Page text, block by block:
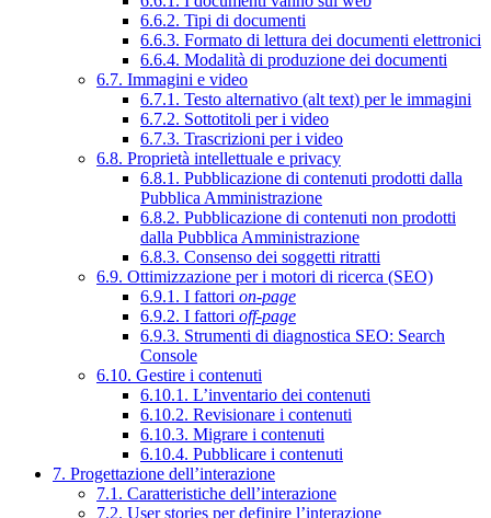
6.6.2. Tipi di documenti
6.6.3. Formato di lettura dei documenti elettronici
6.6.4. Modalità di produzione dei documenti
6.7. Immagini e video
6.7.1. Testo alternativo (alt text) per le immagini
6.7.2. Sottotitoli per i video
6.7.3. Trascrizioni per i video
6.8. Proprietà intellettuale e privacy
6.8.1. Pubblicazione di contenuti prodotti dalla
Pubblica Amministrazione
6.8.2. Pubblicazione di contenuti non prodotti
dalla Pubblica Amministrazione
6.8.3. Consenso dei soggetti ritratti
6.9. Ottimizzazione per i motori di ricerca (SEO)
6.9.1. I fattori on-page
6.9.2. I fattori off-page
6.9.3. Strumenti di diagnostica SEO: Search
Console
6.10. Gestire i contenuti
6.10.1. L’inventario dei contenuti
6.10.2. Revisionare i contenuti
6.10.3. Migrare i contenuti
6.10.4. Pubblicare i contenuti
7. Progettazione dell’interazione
7.1. Caratteristiche dell’interazione
7.2. User stories per definire l’interazione